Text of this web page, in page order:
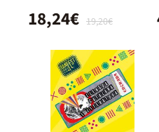
19,20€
18,24€